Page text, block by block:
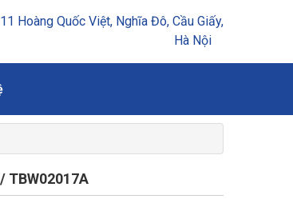
Hoàng Quốc Việt, Nghĩa Đô, Cầu Giấy,
Hà Nội
TBW02017A